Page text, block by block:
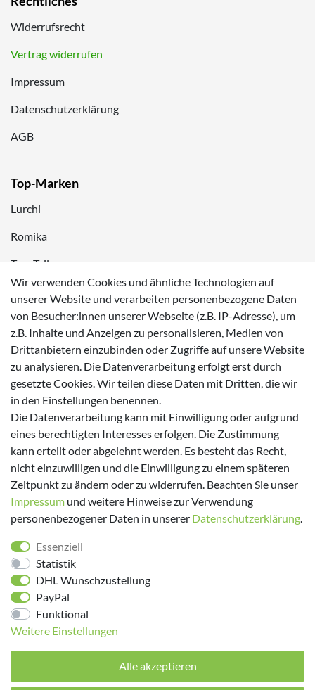
Widerrufsrecht
Vertrag widerrufen
Impressum
Datenschutzerklärung
AGB
Top-Marken
Lurchi
Romika
Tom Tailor
Zahlungsmöglichkeiten
Versanddienstleister
Folge uns!
© 2026 made by Supremo | Alle Rechte vorbehalten.
Wir verwenden Cookies und ähnliche Technologien auf
unserer Website und verarbeiten personenbezogene Daten
von Besucher:innen unserer Webseite (z.B. IP-Adresse), um
z.B. Inhalte und Anzeigen zu personalisieren, Medien von
Drittanbietern einzubinden oder Zugriffe auf unsere Website
zu analysieren. Die Datenverarbeitung erfolgt erst durch
gesetzte Cookies. Wir teilen diese Daten mit Dritten, die wir
in den Einstellungen benennen.
Die Datenverarbeitung kann mit Einwilligung oder aufgrund
eines berechtigten Interesses erfolgen. Die Zustimmung
kann erteilt oder abgelehnt werden. Es besteht das Recht,
nicht einzuwilligen und die Einwilligung zu einem späteren
Zeitpunkt zu ändern oder zu widerrufen. Beachten Sie unser
Impressum und weitere Hinweise zur Verwendung
personenbezogener Daten in unserer Daten­schutz­erklärung.
Essenziell
Statistik
DHL Wunschzustellung
PayPal
Funktional
Weitere Einstellungen
Alle akzeptieren